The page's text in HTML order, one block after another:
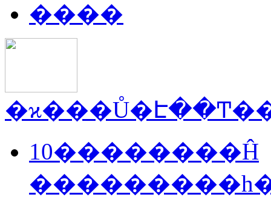
����
10��������Ĥ